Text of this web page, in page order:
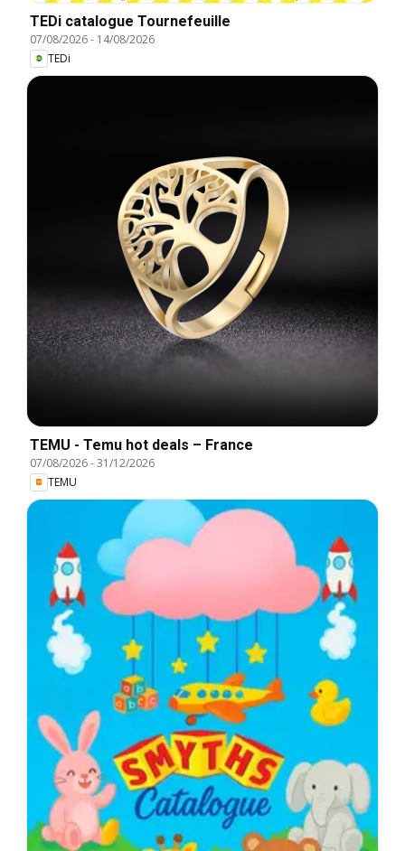
TEDi catalogue Tournefeuille
07/08/2026- 14/08/2026
TEDi
TEMU - Temu hot deals – France
07/08/2026-31/12/2026
TEMU